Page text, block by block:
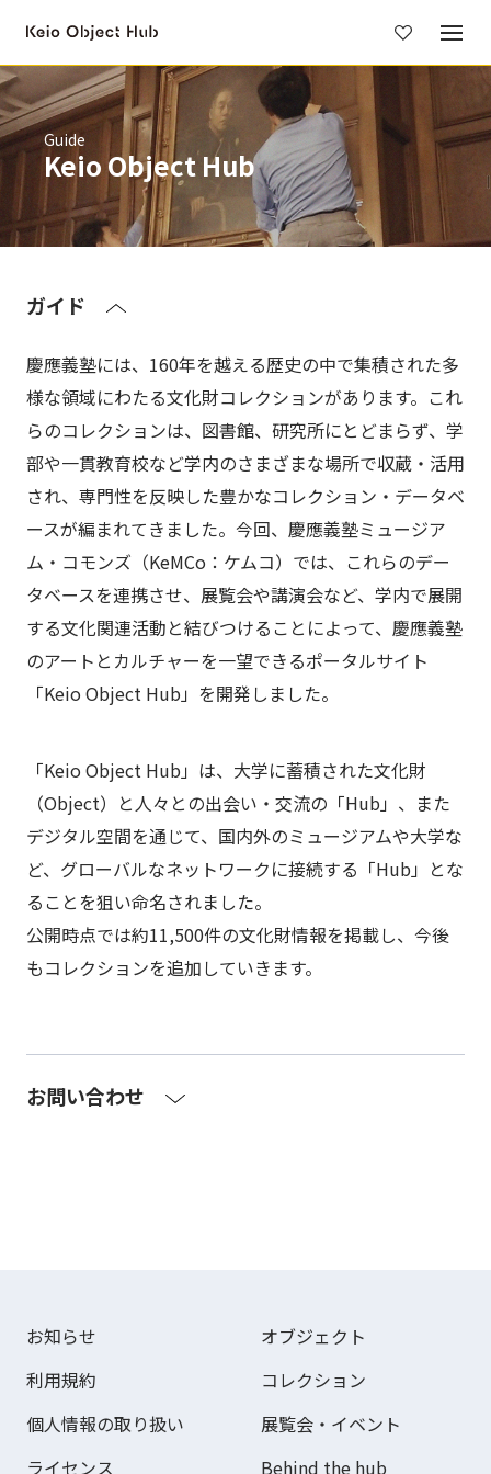
ン
コ
ン
テ
に
Guide
Keio Object Hub
ガイド
慶應義塾には、160年を越える歴史の中で集積された多
様な領域にわたる文化財コレクションがあります。これ
らのコレクションは、図書館、研究所にとどまらず、学
部や一貫教育校など学内のさまざまな場所で収蔵・活用
され、専門性を反映した豊かなコレクション・データベ
ースが編まれてきました。今回、慶應義塾ミュージア
ム・コモンズ（KeMCo：ケムコ）では、これらのデー
タベースを連携させ、展覧会や講演会など、学内で展開
する文化関連活動と結びつけることによって、慶應義塾
のアートとカルチャーを一望できるポータルサイト
「Keio Object Hub」を開発しました。
「Keio Object Hub」は、大学に蓄積された文化財
（Object）と人々との出会い・交流の「Hub」、また
デジタル空間を通じて、国内外のミュージアムや大学な
ど、グローバルなネットワークに接続する「Hub」とな
ることを狙い命名されました。
公開時点では約11,500件の文化財情報を掲載し、今後
もコレクションを追加していきます。
お問い合わせ
お知らせ
利用規約
個人情報の取り扱い
ライセンス
オブジェクト
コレクション
展覧会・イベント
Behind the hub